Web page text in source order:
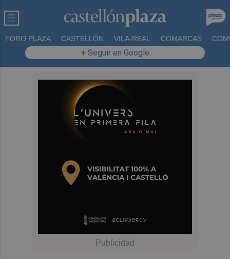
FORO PLAZA CASTELLÓN VILA-REAL COMARCAS
+ Seguir en Google